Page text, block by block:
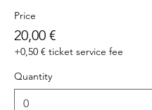
Price
20,00 €
+0,50 € ticket service fee
Quantity